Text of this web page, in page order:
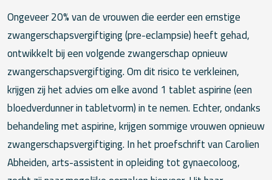
Ongeveer 20% van de vrouwen die eerder een ernstige
zwangerschapsvergiftiging (pre-eclampsie) heeft gehad,
ontwikkelt bij een volgende zwangerschap opnieuw
zwangerschapsvergiftiging. Om dit risico te verkleinen,
krijgen zij het advies om elke avond 1 tablet aspirine (een
bloedverdunner in tabletvorm) in te nemen. Echter, ondanks
behandeling met aspirine, krijgen sommige vrouwen opnieuw
zwangerschapsvergiftiging. In het proefschrift van Carolien
Abheiden, arts-assistent in opleiding tot gynaecoloog,